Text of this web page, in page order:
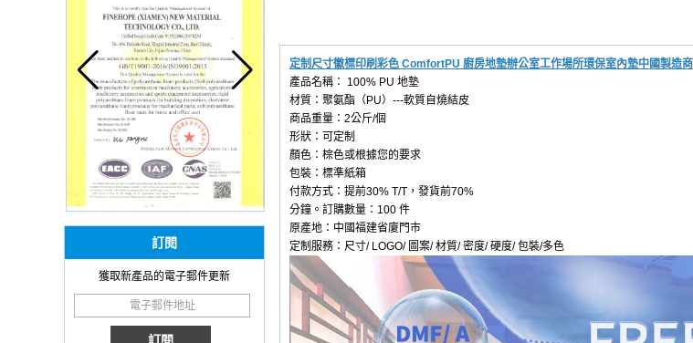
訂閱
獲取新產品的電子郵件更新
OEM ODM
polyurethane material
design PU Foam Head
Guard - COPY - sbtssd
定制尺寸徽標印刷彩色 ComfortPU 廚房地墊辦公室工作場所環保室內墊中國製造商
產品名稱： 100% PU 地墊
材質：聚氨酯（PU）---軟質自燒結皮
商品重量：2公斤/個
形狀：可定制
顏色：棕色或根據您的要求
包裝：標準紙箱
付款方式：提前30% T/T，發貨前70%
分鐘。訂購數量：100 件
原產地：中國福建省廈門市
定制服務：尺寸/ LOGO/ 圖案/ 材質/ 密度/ 硬度/ 包裝/多色